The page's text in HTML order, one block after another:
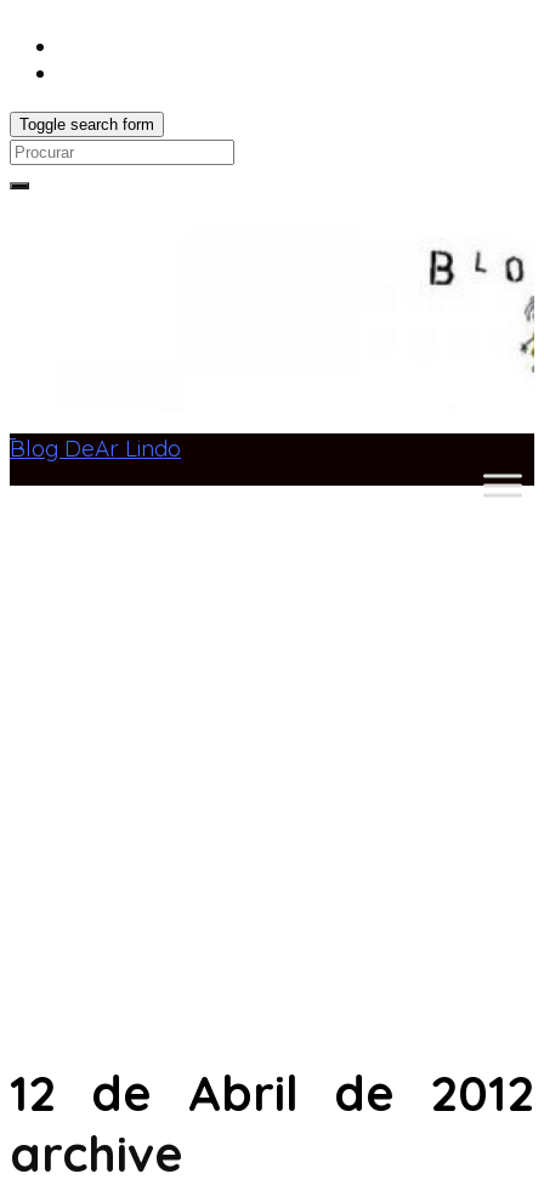
Toggle search form
Search
Blog DeAr Lindo
12 de Abril de 2012
archive